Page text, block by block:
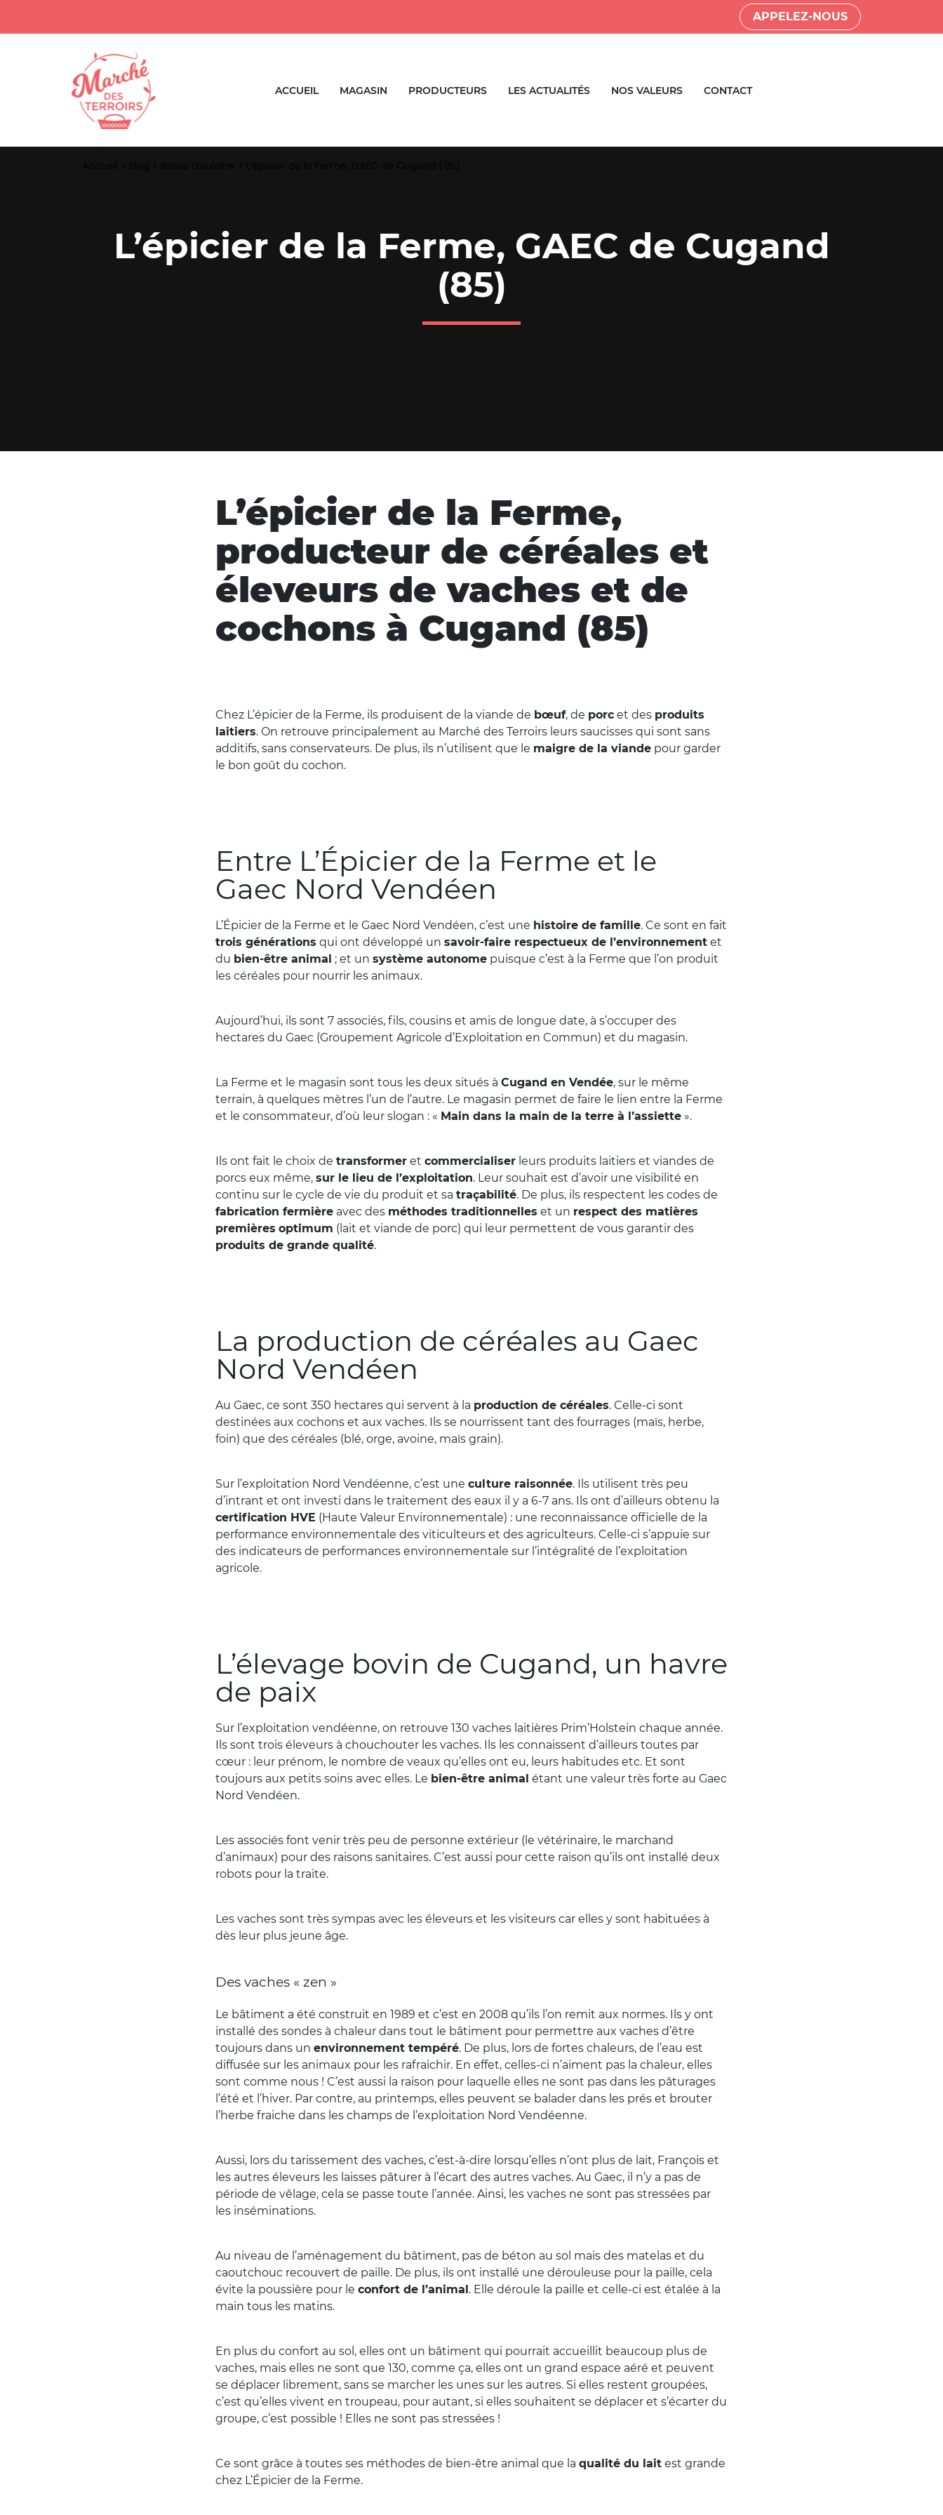
APPELEZ-NOUS
ACCUEIL MAGASIN PRODUCTEURS LES ACTUALITÉS NOS VALEURS CONTACT
L’épicier de la Ferme, GAEC de Cugand
(85)
L’épicier de la Ferme,
producteur de céréales et
éleveurs de vaches et de
cochons à Cugand (85)
Chez L’épicier de la Ferme, ils produisent de la viande de bœuf, de porc et des produits
laitiers. On retrouve principalement au Marché des Terroirs leurs saucisses qui sont sans
additifs, sans conservateurs. De plus, ils n’utilisent que le maigre de la viande pour garder
le bon goût du cochon.
Entre L’Épicier de la Ferme et le
Gaec Nord Vendéen
L’Épicier de la Ferme et le Gaec Nord Vendéen, c’est une histoire de famille. Ce sont en fait
trois générations qui ont développé un savoir-faire respectueux de l’environnement et
du bien-être animal ; et un système autonome puisque c’est à la Ferme que l’on produit
les céréales pour nourrir les animaux.
Aujourd’hui, ils sont 7 associés, fils, cousins et amis de longue date, à s’occuper des
hectares du Gaec (Groupement Agricole d’Exploitation en Commun) et du magasin.
La Ferme et le magasin sont tous les deux situés à Cugand en Vendée, sur le même
terrain, à quelques mètres l’un de l’autre. Le magasin permet de faire le lien entre la Ferme
et le consommateur, d’où leur slogan : « Main dans la main de la terre à l’assiette ».
Ils ont fait le choix de transformer et commercialiser leurs produits laitiers et viandes de
porcs eux même, sur le lieu de l’exploitation. Leur souhait est d’avoir une visibilité en
continu sur le cycle de vie du produit et sa traçabilité. De plus, ils respectent les codes de
fabrication fermière avec des méthodes traditionnelles et un respect des matières
premières optimum (lait et viande de porc) qui leur permettent de vous garantir des
produits de grande qualité.
La production de céréales au Gaec
Nord Vendéen
Au Gaec, ce sont 350 hectares qui servent à la production de céréales. Celle-ci sont
destinées aux cochons et aux vaches. Ils se nourrissent tant des fourrages (maïs, herbe,
foin) que des céréales (blé, orge, avoine, maïs grain).
Sur l’exploitation Nord Vendéenne, c’est une culture raisonnée. Ils utilisent très peu
d’intrant et ont investi dans le traitement des eaux il y a 6-7 ans. Ils ont d’ailleurs obtenu la
certification HVE (Haute Valeur Environnementale) : une reconnaissance officielle de la
performance environnementale des viticulteurs et des agriculteurs. Celle-ci s’appuie sur
des indicateurs de performances environnementale sur l’intégralité de l’exploitation
agricole.
L’élevage bovin de Cugand, un havre
de paix
Sur l’exploitation vendéenne, on retrouve 130 vaches laitières Prim’Holstein chaque année.
Ils sont trois éleveurs à chouchouter les vaches. Ils les connaissent d’ailleurs toutes par
cœur : leur prénom, le nombre de veaux qu’elles ont eu, leurs habitudes etc. Et sont
toujours aux petits soins avec elles. Le bien-être animal étant une valeur très forte au Gaec
Nord Vendéen.
Les associés font venir très peu de personne extérieur (le vétérinaire, le marchand
d’animaux) pour des raisons sanitaires. C’est aussi pour cette raison qu’ils ont installé deux
robots pour la traite.
Les vaches sont très sympas avec les éleveurs et les visiteurs car elles y sont habituées à
dès leur plus jeune âge.
Des vaches « zen »
Le bâtiment a été construit en 1989 et c’est en 2008 qu’ils l’on remit aux normes. Ils y ont
installé des sondes à chaleur dans tout le bâtiment pour permettre aux vaches d’être
toujours dans un environnement tempéré. De plus, lors de fortes chaleurs, de l’eau est
diffusée sur les animaux pour les rafraichir. En effet, celles-ci n’aiment pas la chaleur, elles
sont comme nous ! C’est aussi la raison pour laquelle elles ne sont pas dans les pâturages
l’été et l’hiver. Par contre, au printemps, elles peuvent se balader dans les prés et brouter
l’herbe fraiche dans les champs de l’exploitation Nord Vendéenne.
Aussi, lors du tarissement des vaches, c’est-à-dire lorsqu’elles n’ont plus de lait, François et
les autres éleveurs les laisses pâturer à l’écart des autres vaches. Au Gaec, il n’y a pas de
période de vêlage, cela se passe toute l’année. Ainsi, les vaches ne sont pas stressées par
les inséminations.
Au niveau de l’aménagement du bâtiment, pas de béton au sol mais des matelas et du
caoutchouc recouvert de paille. De plus, ils ont installé une dérouleuse pour la paille, cela
évite la poussière pour le confort de l’animal. Elle déroule la paille et celle-ci est étalée à la
main tous les matins.
En plus du confort au sol, elles ont un bâtiment qui pourrait accueillit beaucoup plus de
vaches, mais elles ne sont que 130, comme ça, elles ont un grand espace aéré et peuvent
se déplacer librement, sans se marcher les unes sur les autres. Si elles restent groupées,
c’est qu’elles vivent en troupeau, pour autant, si elles souhaitent se déplacer et s’écarter du
groupe, c’est possible ! Elles ne sont pas stressées !
Ce sont grâce à toutes ses méthodes de bien-être animal que la qualité du lait est grande
chez L’Épicier de la Ferme.